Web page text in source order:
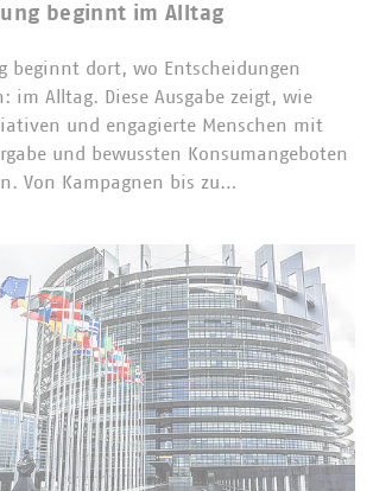
beginnt im Alltag
beginnt dort, wo Entscheidungen
im Alltag. Diese Ausgabe zeigt, wie
und engagierte Menschen mit
und bewussten Konsumangeboten
Von Kampagnen bis zu…